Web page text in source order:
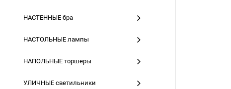
НАСТЕННЫЕ бра
НАСТОЛЬНЫЕ лампы
НАПОЛЬНЫЕ торшеры
УЛИЧНЫЕ светильники